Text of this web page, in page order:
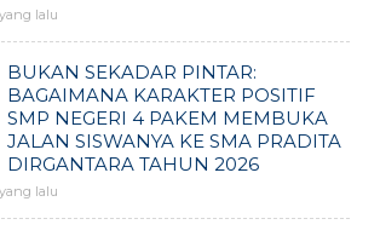
lalu
BUKAN SEKADAR PINTAR:
BAGAIMANA KARAKTER POSITIF
SMP NEGERI 4 PAKEM MEMBUKA
JALAN SISWANYA KE SMA PRADITA
DIRGANTARA TAHUN 2026
lalu